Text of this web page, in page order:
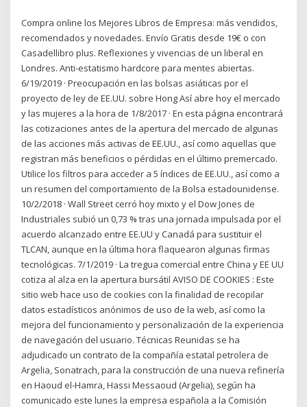
Compra online los Mejores Libros de Empresa: más vendidos,
recomendados y novedades. Envío Gratis desde 19€ o con
Casadellibro plus. Reflexiones y vivencias de un liberal en
Londres. Anti-estatismo hardcore para mentes abiertas.
6/19/2019 · Preocupación en las bolsas asiáticas por el
proyecto de ley de EE.UU. sobre Hong Así abre hoy el mercado
y las mujeres a la hora de 1/8/2017 · En esta página encontrará
las cotizaciones antes de la apertura del mercado de algunas
de las acciones más activas de EE.UU., así como aquellas que
registran más beneficios o pérdidas en el último premercado.
Utilice los filtros para acceder a 5 índices de EE.UU., así como a
un resumen del comportamiento de la Bolsa estadounidense.
10/2/2018 · Wall Street cerró hoy mixto y el Dow Jones de
Industriales subió un 0,73 % tras una jornada impulsada por el
acuerdo alcanzado entre EE.UU y Canadá para sustituir el
TLCAN, aunque en la última hora flaquearon algunas firmas
tecnológicas. 7/1/2019 · La tregua comercial entre China y EE UU
cotiza al alza en la apertura bursátil AVISO DE COOKIES : Este
sitio web hace uso de cookies con la finalidad de recopilar
datos estadísticos anónimos de uso de la web, así como la
mejora del funcionamiento y personalización de la experiencia
de navegación del usuario. Técnicas Reunidas se ha
adjudicado un contrato de la compañía estatal petrolera de
Argelia, Sonatrach, para la construcción de una nueva refinería
en Haoud el-Hamra, Hassi Messaoud (Argelia), según ha
comunicado este lunes la empresa española a la Comisión